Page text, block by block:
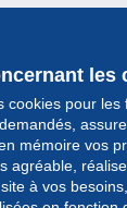
les
cookies pour
mémoire vos
agréable,
à vos